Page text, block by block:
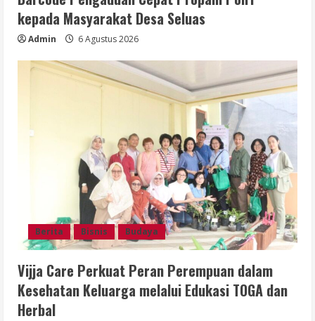
kepada Masyarakat Desa Seluas
Admin 6 Agustus 2026
Berita Bisnis Budaya
Vijja Care Perkuat Peran Perempuan dalam
Kesehatan Keluarga melalui Edukasi TOGA dan
Herbal